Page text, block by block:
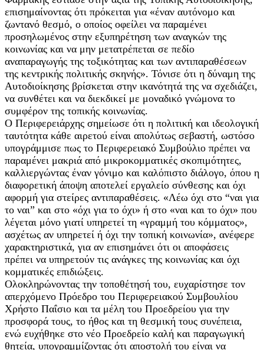
επισημαίνοντας ότι πρόκειται για «έναν αυτόνομο και
ζωντανό θεσμό, ο οποίος οφείλει να παραμένει
προσηλωμένος στην εξυπηρέτηση των αναγκών της
κοινωνίας και να μην μετατρέπεται σε πεδίο
αναπαραγωγής της τοξικότητας και των αντιπαραθέσεων
της κεντρικής πολιτικής σκηνής». Τόνισε ότι η δύναμη της
Αυτοδιοίκησης βρίσκεται στην ικανότητά της να σχεδιάζει,
να συνθέτει και να διεκδικεί με μοναδικό γνώμονα το
συμφέρον της τοπικής κοινωνίας.
Ο Περιφερειάρχης σημείωσε ότι η πολιτική και ιδεολογική
ταυτότητα κάθε αιρετού είναι απολύτως σεβαστή, ωστόσο
υπογράμμισε πως το Περιφερειακό Συμβούλιο πρέπει να
παραμένει μακριά από μικροκομματικές σκοπιμότητες,
καλλιεργώντας έναν γόνιμο και καλόπιστο διάλογο, όπου η
διαφορετική άποψη αποτελεί εργαλείο σύνθεσης και όχι
αφορμή για στείρες αντιπαραθέσεις. «Λέω όχι στο “ναι για
το ναι” και στο «όχι για το όχι» ή στο «ναι και το όχι» που
λέγεται μόνο γιατί υπηρετεί τη «γραμμή του κόμματος»,
ασχέτως αν υπηρετεί ή όχι την τοπική κοινωνία», ανέφερε
χαρακτηριστικά, για αν επισημάνει ότι οι αποφάσεις
πρέπει να υπηρετούν τις ανάγκες της κοινωνίας και όχι
κομματικές επιδιώξεις.
Ολοκληρώνοντας την τοποθέτησή του, ευχαρίστησε τον
απερχόμενο Πρόεδρο του Περιφερειακού Συμβουλίου
Χρήστο Παΐσιο και τα μέλη του Προεδρείου για την
προσφορά τους, το ήθος και τη θεσμική τους συνέπεια,
ενώ ευχήθηκε στο νέο Προεδρείο καλή και παραγωγική
θητεία, υπογραμμίζοντας ότι αποστολή του είναι να